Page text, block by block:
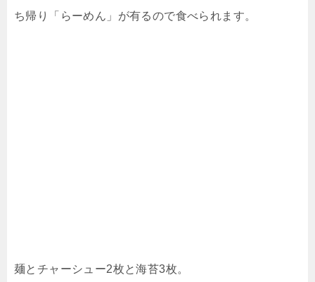
ち帰り「らーめん」が有るので食べられます。
麺とチャーシュー2枚と海苔3枚。